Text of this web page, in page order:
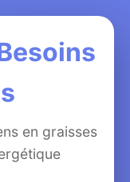
en graisses